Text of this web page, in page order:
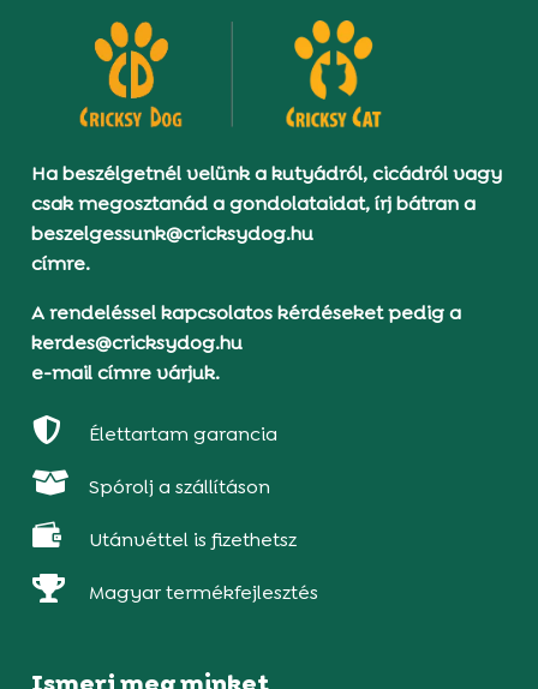
Ha beszélgetnél velünk a kutyádról, cicádról vagy
csak megosztanád a gondolataidat, írj bátran a
beszelgessunk@cricksydog.hu
címre.
A rendeléssel kapcsolatos kérdéseket pedig a
kerdes@cricksydog.hu
e-mail címre várjuk.
 Élettartam garancia
 Spórolj a szállításon
 Utánvéttel is fizethetsz
 Magyar termékfejlesztés
Ismerj meg minket